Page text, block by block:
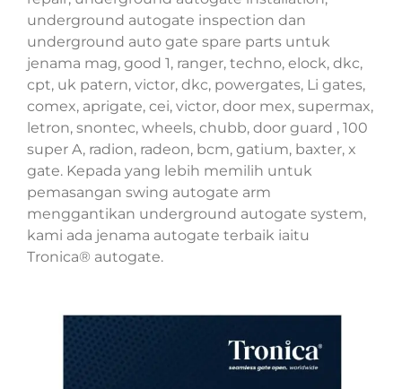
underground autogate inspection dan
underground auto gate spare parts untuk
jenama mag, good 1, ranger, techno, elock, dkc,
cpt, uk patern, victor, dkc, powergates, Li gates,
comex, aprigate, cei, victor, door mex, supermax,
letron, snontec, wheels, chubb, door guard , 100
super A, radion, radeon, bcm, gatium, baxter, x
gate. Kepada yang lebih memilih untuk
pemasangan swing autogate arm
menggantikan underground autogate system,
kami ada jenama autogate terbaik iaitu
Tronica® autogate.